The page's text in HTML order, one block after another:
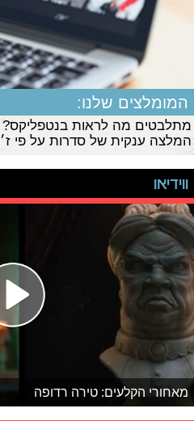
המומלצים שלנו:
מתלבטים מה לראות בנטפליקס?
המלצה ענקית של סדרות על פי
ווידיאו
מאחורי הקלעים: טירה רדופה